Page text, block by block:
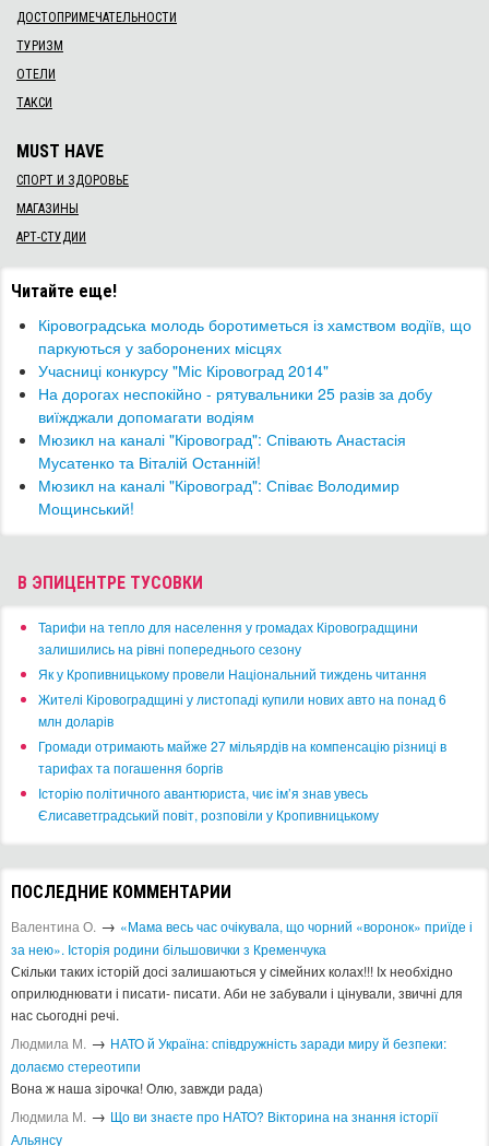
ДОСТОПРИМЕЧАТЕЛЬНОСТИ
ТУРИЗМ
ОТЕЛИ
ТАКСИ
MUST HAVE
СПОРТ И ЗДОРОВЬЕ
МАГАЗИНЫ
АРТ-СТУДИИ
Читайте еще!
Кіровоградська молодь боротиметься із хамством водіїв, що
паркуються у заборонених місцях
Учасниці конкурсу "Міс Кіровоград 2014"
На дорогах неспокійно - рятувальники 25 разів за добу
виїжджали допомагати водіям
Мюзикл на каналі "Кіровоград": Співають Анастасія
Мусатенко та Віталій Останній!
Мюзикл на каналі "Кіровоград": Співає Володимир
Мощинський!
В ЭПИЦЕНТРЕ ТУСОВКИ
​Тарифи на тепло для населення у громадах Кіровоградщини
залишились на рівні попереднього сезону
​Як у Кропивницькому провели Національний тиждень читання
​Жителі Кіровоградщині у листопаді купили нових авто на понад 6
млн доларів
​Громади отримають майже 27 мільярдів на компенсацію різниці в
тарифах та погашення боргів
Історію політичного авантюриста, чиє ім’я знав увесь
Єлисаветградський повіт, розповіли у Кропивницькому
ПОСЛЕДНИЕ КОММЕНТАРИИ
Валентина О. → «Мама весь час очікувала, що чорний «воронок» приїде і
за нею». Історія родини більшовички з Кременчука
Скільки таких історій досі залишаються у сімейних колах!!! Іх необхідно
оприлюднювати і писати- писати. Аби не забували і цінували, звичні для
нас сьогодні речі.
Людмила М. → ​НАТО й Україна: співдружність заради миру й безпеки:
долаємо стереотипи
Вона ж наша зірочка! Олю, завжди рада)
Людмила М. → Що ви знаєте про НАТО? Вікторина на знання історії
Альянсу ​